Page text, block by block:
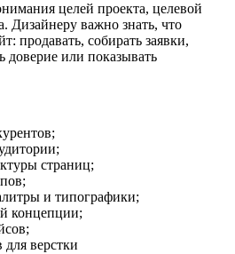
целей проекта, целевой
Дизайнеру важно знать, что
продавать, собирать заявки,
доверие или показывать
страниц;
и типографики;
концепции;
для верстки